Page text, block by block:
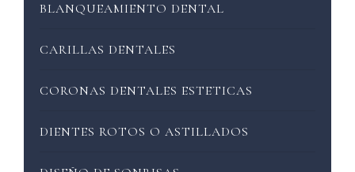
BLANQUEAMIENTO DENTAL
CARILLAS DENTALES
CORONAS DENTALES ESTETICAS
DIENTES ROTOS O ASTILLADOS